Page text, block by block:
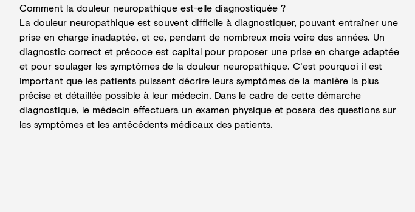
Comment la douleur neuropathique est-elle diagnostiquée ?
La douleur neuropathique est souvent difficile à diagnostiquer, pouvant entraîner une
prise en charge inadaptée, et ce, pendant de nombreux mois voire des années. Un
diagnostic correct et précoce est capital pour proposer une prise en charge adaptée
et pour soulager les symptômes de la douleur neuropathique. C'est pourquoi il est
important que les patients puissent décrire leurs symptômes de la manière la plus
précise et détaillée possible à leur médecin. Dans le cadre de cette démarche
diagnostique, le médecin effectuera un examen physique et posera des questions sur
les symptômes et les antécédents médicaux des patients.